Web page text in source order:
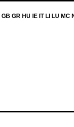
GR HU IE IT LI LU MC